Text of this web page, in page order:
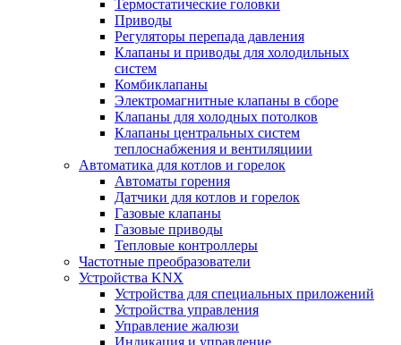
Термостатические головки
Приводы
Регуляторы перепада давления
Клапаны и приводы для холодильных
систем
Комбиклапаны
Электромагнитные клапаны в сборе
Клапаны для холодных потолков
Клапаны центральных систем
теплоснабжения и вентиляциии
Автоматика для котлов и горелок
Автоматы горения
Датчики для котлов и горелок
Газовые клапаны
Газовые приводы
Тепловые контроллеры
Частотные преобразователи
Устройства KNX
Устройства для специальных приложений
Устройства управления
Управление жалюзи
Индикация и управление